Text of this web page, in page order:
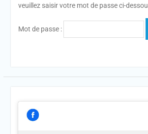
veuillez saisir votre mot de passe ci-
Mot de passe :